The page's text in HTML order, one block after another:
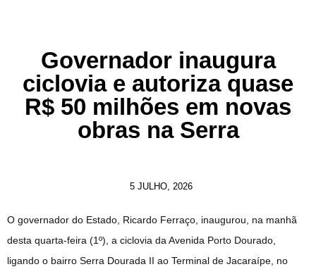
Governador inaugura
ciclovia e autoriza quase
R$ 50 milhões em novas
obras na Serra
5 JULHO, 2026
O governador do Estado, Ricardo Ferraço, inaugurou, na manhã
desta quarta-feira (1º), a ciclovia da Avenida Porto Dourado,
ligando o bairro Serra Dourada II ao Terminal de Jacaraípe, no